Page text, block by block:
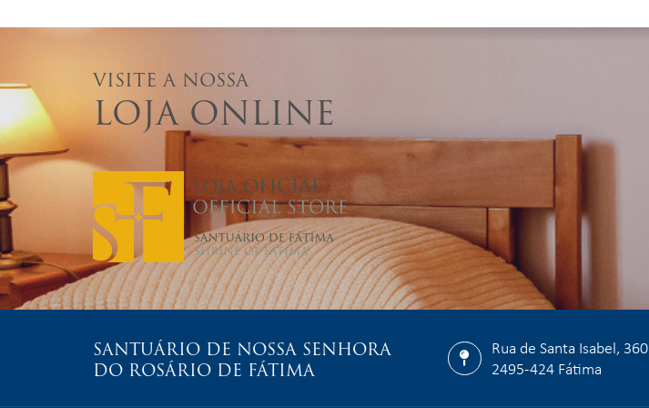
VISITE A NOSSA
LOJA ONLINE
SANTUÁRIO DE NOSSA SENHORA
DO ROSÁRIO DE FÁTIMA
Rua de Santa Isabel, 360
2495-424 Fátima